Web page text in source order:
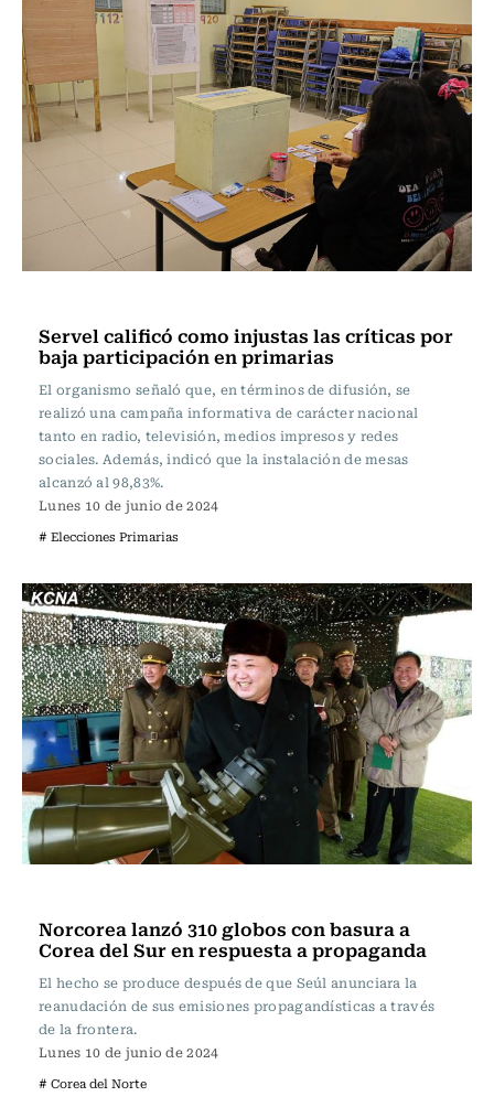
Servel calificó como injustas las críticas por
baja participación en primarias
El organismo señaló que, en términos de difusión, se
realizó una campaña informativa de carácter nacional
tanto en radio, televisión, medios impresos y redes
sociales. Además, indicó que la instalación de mesas
alcanzó al 98,83%.
Lunes 10 de junio de 2024
# Elecciones Primarias
Norcorea lanzó 310 globos con basura a
Corea del Sur en respuesta a propaganda
El hecho se produce después de que Seúl anunciara la
reanudación de sus emisiones propagandísticas a través
de la frontera.
Lunes 10 de junio de 2024
# Corea del Norte